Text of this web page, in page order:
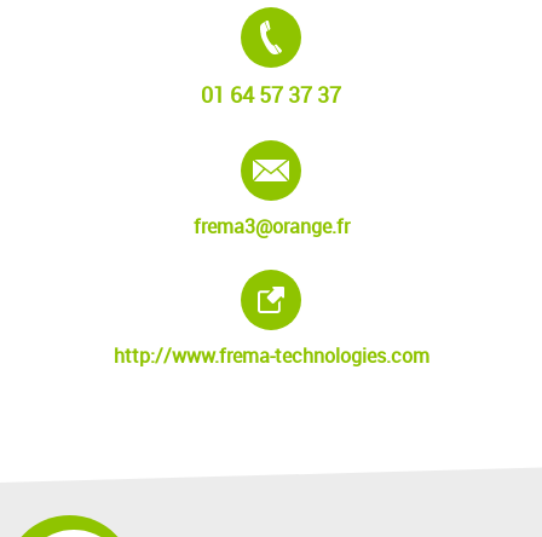
01 64 57 37 37
frema3@orange.fr
http://www.frema-technologies.com